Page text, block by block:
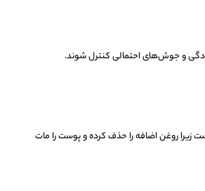
و جوش‌های احتمالی کنترل شوند.
زیرا روغن اضافه را حذف کرده و پوست را مات